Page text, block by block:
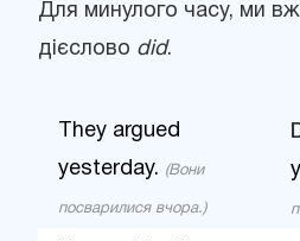
Для минулого часу, ми
дієслово did.
They argued
yesterday. (Вони
посварилися вчора.)